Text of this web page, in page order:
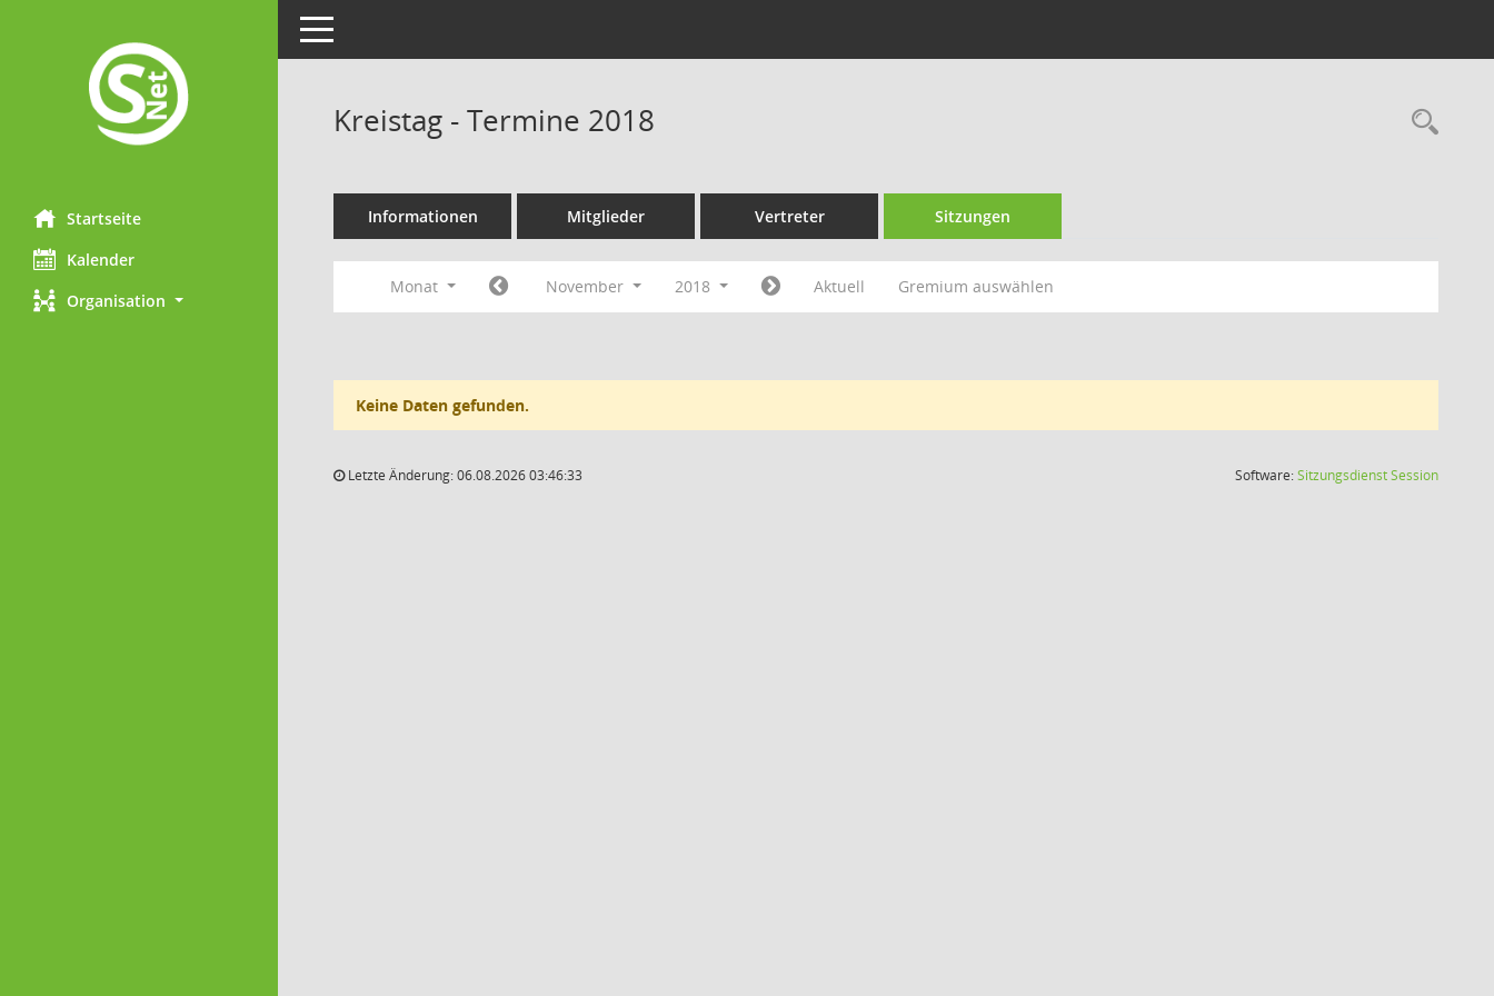
Startseite
Kalender
Organisation
Toggle navigation
Kreistag - Termine 2018
Informationen Mitglieder Vertreter Sitzungen
Monat November 2018 Aktuell Gremium auswählen
Keine Daten gefunden.
Letzte Änderung: 06.08.2026 03:46:33 Software:SitzungsdienstSession(Wird in